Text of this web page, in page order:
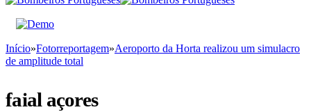
Início»Fotorreportagem»Aeroporto da Horta realizou um simulacro
de amplitude total
faial açores